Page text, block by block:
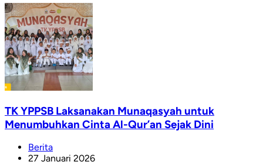
TK YPPSB Laksanakan Munaqasyah untuk
Menumbuhkan Cinta Al-Qur’an Sejak Dini
Berita
27 Januari 2026